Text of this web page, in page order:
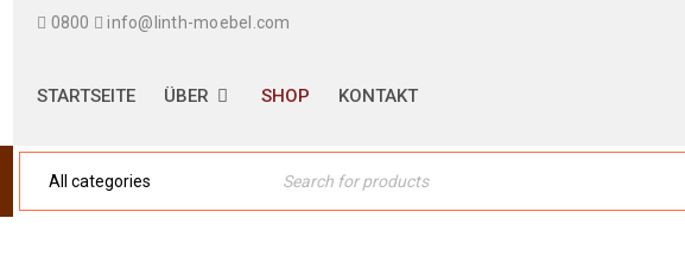
0800 info@linth-moebel.com
STARTSEITE ÜBER SHOP KONTAKT